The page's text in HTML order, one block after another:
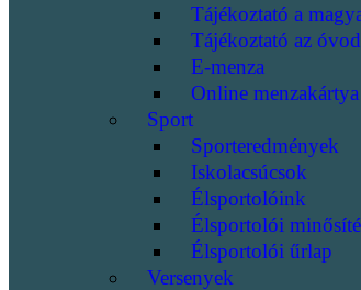
Tájékoztató a
Tájékoztató az
E-menza
Online
Sport
Sporteredmények
Iskolacsúcsok
Élsportolóink
Élsportolói
Élsportolói űrlap
Versenyek